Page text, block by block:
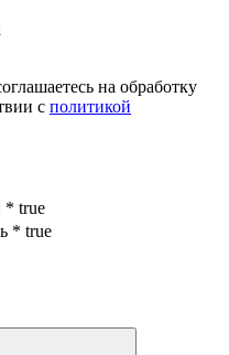
на обработку
с политикой
* true
* true